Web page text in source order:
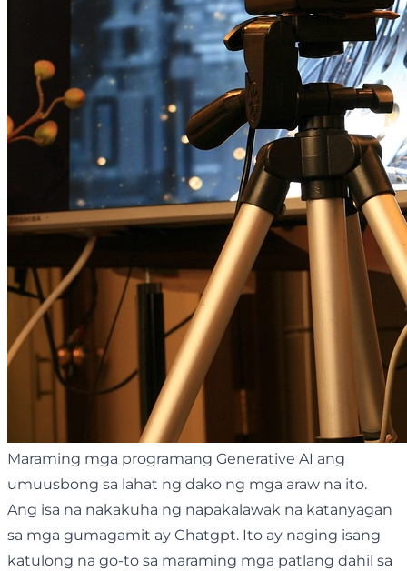
Maraming mga programang Generative AI ang
umuusbong sa lahat ng dako ng mga araw na ito.
Ang isa na nakakuha ng napakalawak na katanyagan
sa mga gumagamit ay Chatgpt. Ito ay naging isang
katulong na go-to sa maraming mga patlang dahil sa